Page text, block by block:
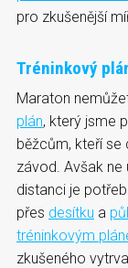
pro zkušenější
Tréninkový
Maraton
plán, který jsme
běžcům, kteří se
závod. Avšak
distanci je
přes desítku a
tréninkovým
zkušeného